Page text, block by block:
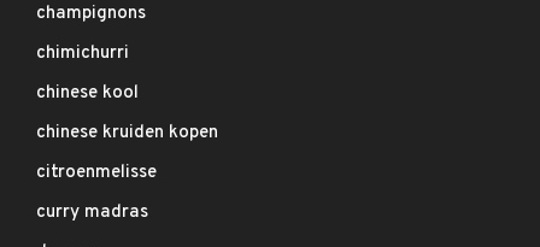
champignons
chimichurri
chinese kool
chinese kruiden kopen
citroenmelisse
curry madras